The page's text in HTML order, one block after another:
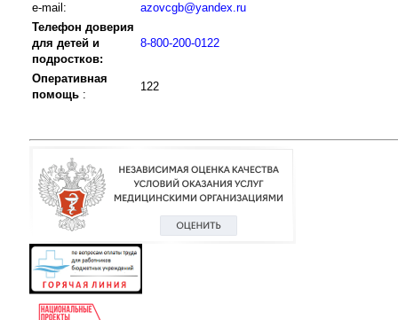
e-mail:
azovcgb@yandex.ru
Телефон доверия
для детей и
подростков:
8-800-200-0122
Оперативная
помощь :
122